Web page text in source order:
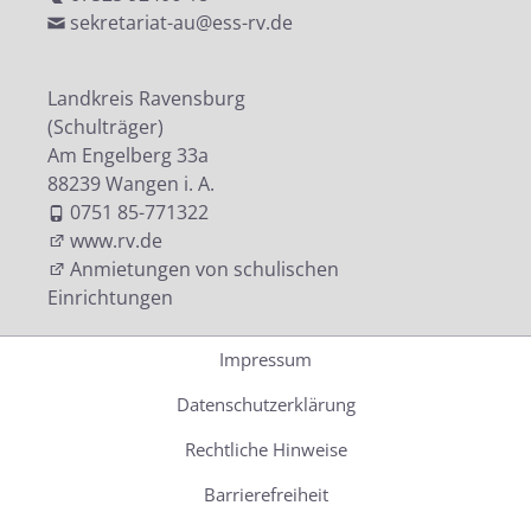
sekretariat-au@ess-rv.de
Landkreis Ravensburg
(Schulträger)
Am Engelberg 33a
88239 Wangen i. A.
0751 85-771322
www.rv.de
Anmietungen von schulischen
Einrichtungen
Impressum
Datenschutzerklärung
Rechtliche Hinweise
Barrierefreiheit